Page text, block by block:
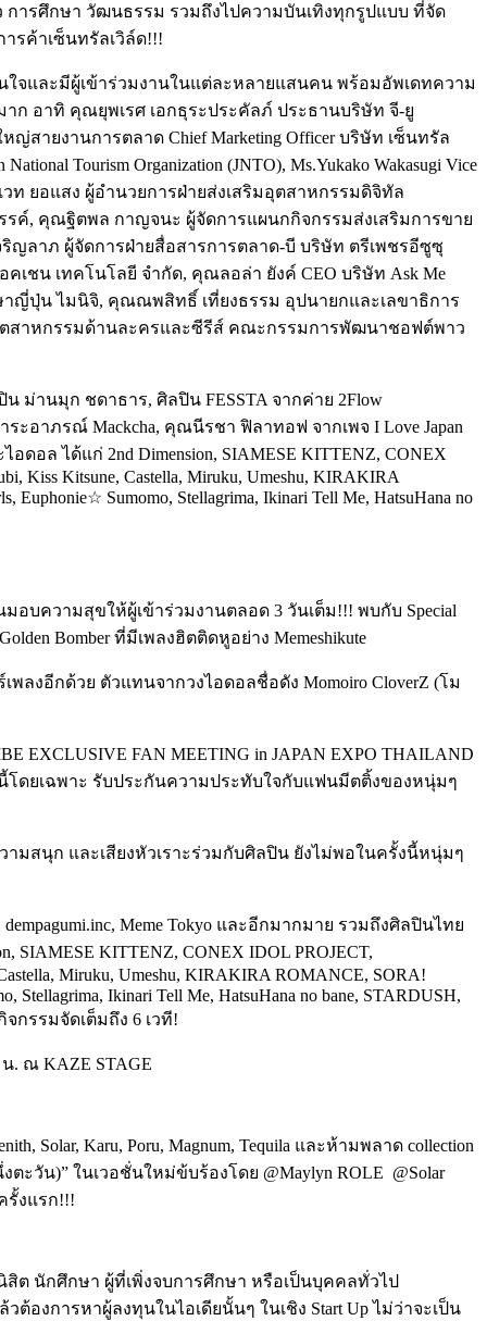
การศึกษา วัฒนธรรม รวมถึงไปความบันเทิงทุกรูปแบบ ที่จัด
รค้าเซ็นทรัลเวิล์ด!!!
จและมีผู้เข้าร่วมงานในแต่ละหลายแสนคน พร้อมอัพเดทความ
าก อาทิ คุณยุพเรศ เอกธุระประคัลภ์ ประธานบริษัท จี-ยู
ญ่สายงานการตลาด Chief Marketing Officer บริษัท เซ็นทรัล
National Tourism Organization (JNTO), Ms.Yukako Wakasugi Vice
ท ยอแสง ผู้อำนวยการฝ่ายส่งเสริมอุตสาหกรรมดิจิทัล
รค์, คุณฐิตพล กาญจนะ ผู้จัดการแผนกกิจกรรมส่งเสริมการขาย
ริญลาภ ผู้จัดการฝ่ายสื่อสารการตลาด-บี บริษัท ตรีเพชรอีซูซุ
เชน เทคโนโลยี จำกัด, คุณลอล่า ยังค์ CEO บริษัท Ask Me
าญี่ปุ่น ไมนิจิ, คุณณพสิทธิ์ เที่ยงธรรม อุปนายกและเลขาธิการ
สาหกรรมด้านละครและซีรีส์ คณะกรรมการพัฒนาชอฟต์พาว
ม่านมุก ชดาธาร, ศิลปิน FESSTA จากค่าย 2Flow
ระอาภรณ์ Mackcha, คุณนีรชา ฟิลาทอฟ จากเพจ I Love Japan
อล ได้แก่ 2nd Dimension, SIAMESE KITTENZ, CONEX
Kiss Kitsune, Castella, Miruku, Umeshu, KIRAKIRA
Sumomo, Stellagrima, Ikinari Tell Me, HatsuHana no
มอบความสุขให้ผู้เข้าร่วมงานตลอด 3 วันเต็ม!!! พบกับ Special
Golden Bomberที่มีเพลงฮิตติดหูอย่าง Memeshikute
ลงอีกด้วย ตัวแทนจากวงไอดอลชื่อดัง Momoiro CloverZ (โม
EXCLUSIVE FAN MEETING in JAPAN EXPO THAILAND
ดยเฉพาะ รับประกันความประทับใจกับแฟนมีตติ้งของหนุ่มๆ
มสนุก และเสียงหัวเราะร่วมกับศิลปิน ยังไม่พอในครั้งนี้หนุ่มๆ
Meme Tokyo และอีกมากมาย รวมถึงศิลปินไทย
SIAMESE KITTENZ, CONEX IDOL PROJECT,
Miruku, Umeshu, KIRAKIRA ROMANCE, SORA!
Ikinari Tell Me, HatsuHana no bane, STARDUSH,
กรรมจัดเต็มถึง 6 เวที!
น. ณ KAZE STAGE
Solar, Karu, Poru, Magnum, Tequila และห้ามพลาด collection
งตะวัน)” ในเวอชั่นใหม่ข้บร้องโดย @Maylyn ROLE @Solar
รั้งแรก!!!
สิต นักศึกษา ผู้ที่เพิ่งจบการศึกษา หรือเป็นบุคคลทั่วไป
องการหาผู้ลงทุนในไอเดียนั้นๆ ในเชิง Start Up ไม่ว่าจะเป็น